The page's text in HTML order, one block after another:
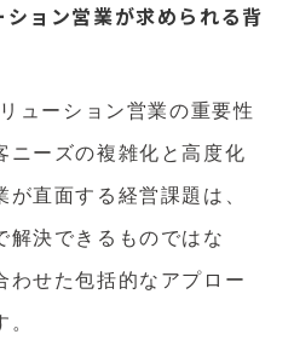
ョン営業が求められる背
ューション営業の重要性
ニーズの複雑化と高度化
直面する経営課題は、
解決できるものではな
わせた包括的なアプロー